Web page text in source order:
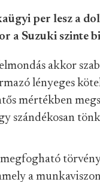
per lesz a
a Suzuki szinte
akkor
lényeges
mértékben
szándékosan
a